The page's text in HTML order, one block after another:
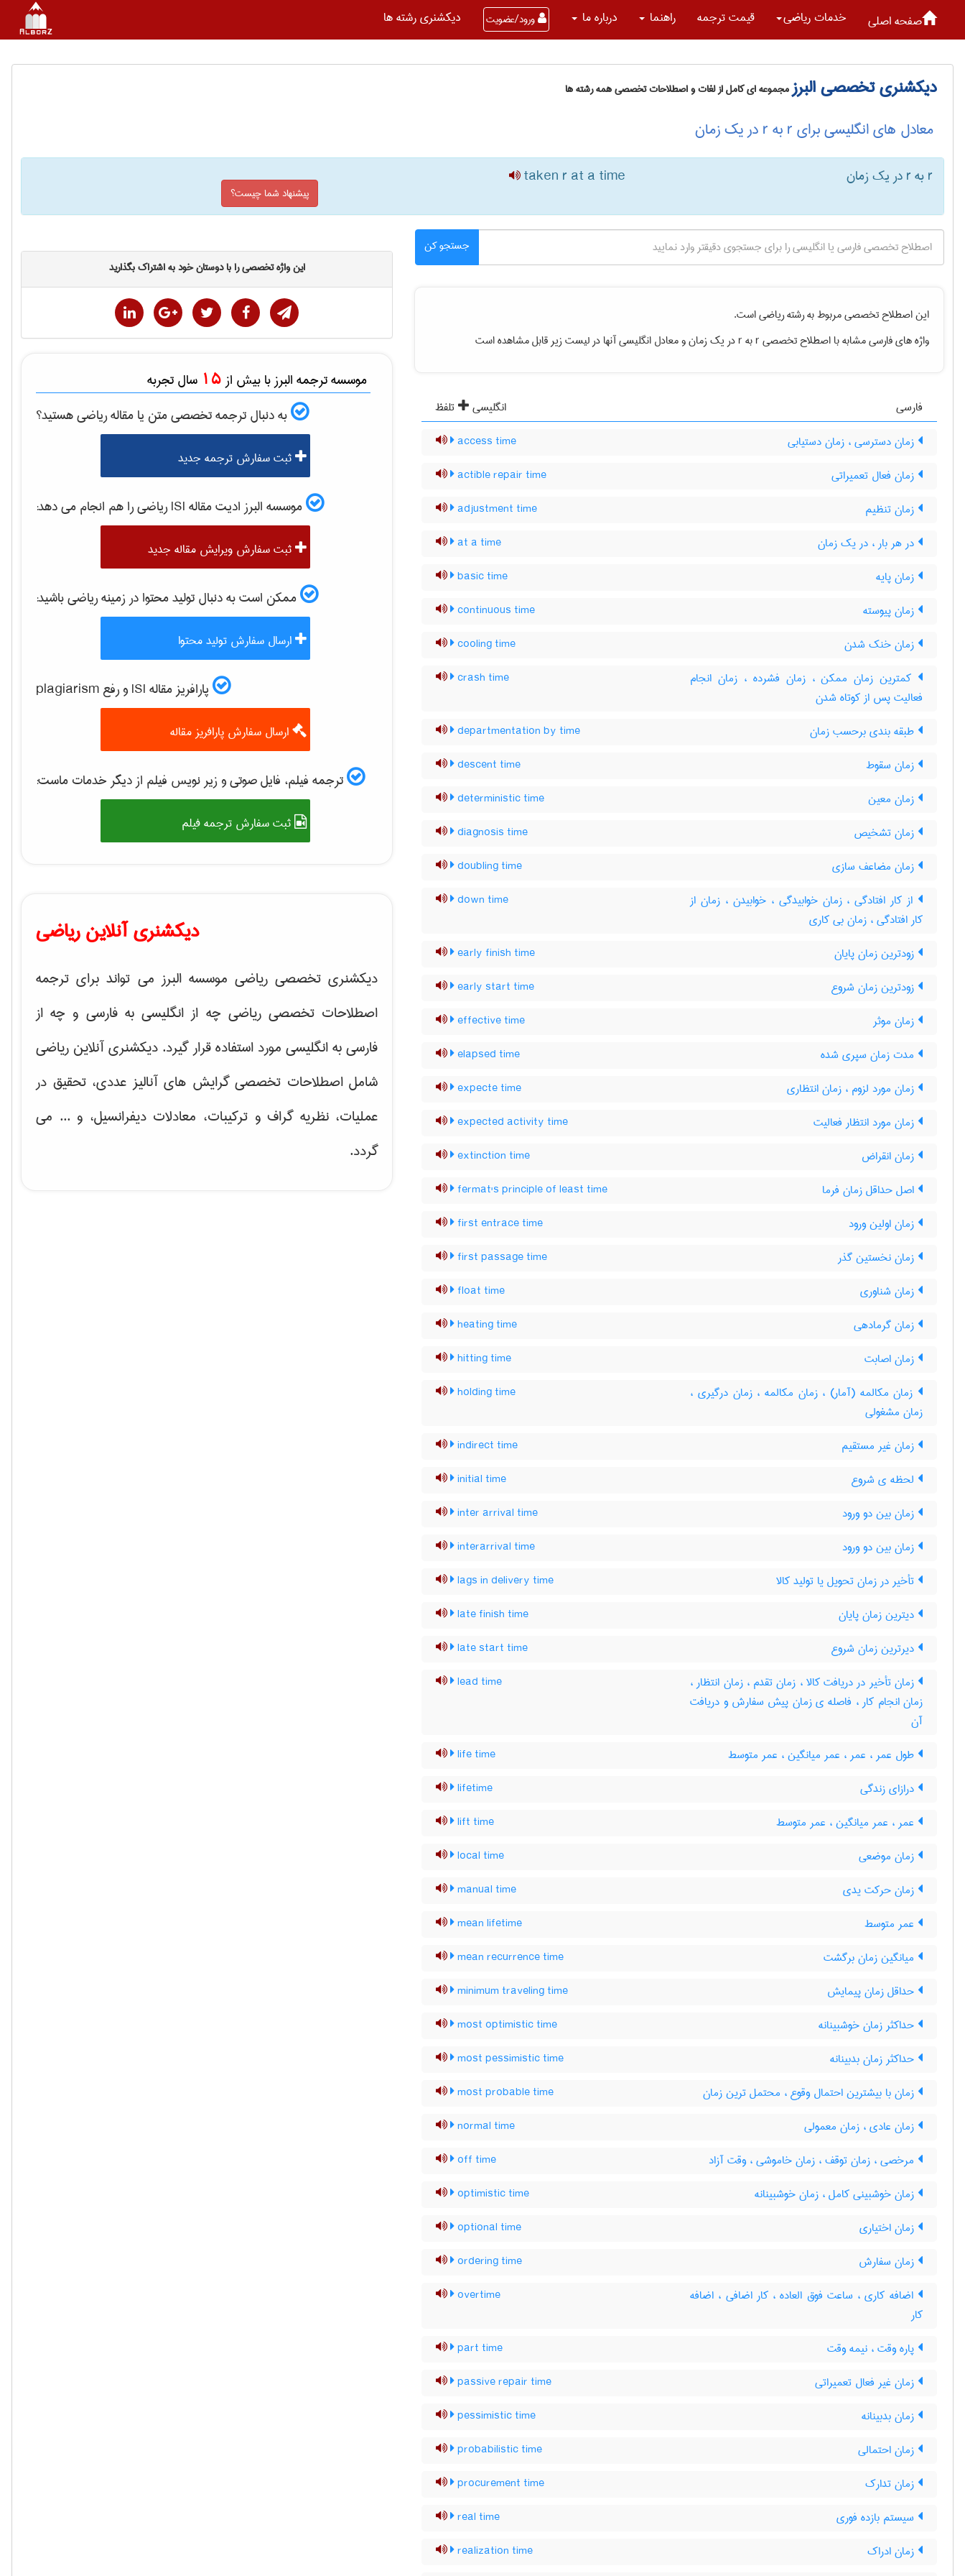
صفحه اصلی خدمات رياضی قیمت ترجمه راهنما درباره ما ورود/عضویت دیکشنری رشته ها
دیکشنری تخصصی البرزمجموعه ای کامل از لغات و اصطلاحات تخصصی همه رشته ها
معادل های انگلیسی برای r به r در یک زمان
r به r در یک زمان taken r at a time
پیشنهاد شما چیست؟
جستجو کن
این اصطلاح تخصصی مربوط به رشتهرياضیاست.
واژه های فارسی مشابه با اصطلاح تخصصیr به r در یک زمان و معادل انگلیسی آنها در لیست زیر قابل مشاهده است
فارسی انگلیسی
تلفظ
زمان دسترسی ، زمان دستیابی
access time
زمان فعال تعمیراتی actible repair time
زمان تنظیم adjustment time
در هر بار ، در یک زمان at a time
زمان پایه basic time
زمان پیوسته continuous time
زمان خنک شدن cooling time
کمترین زمان ممکن ، زمان فشرده ، زمان انجام
فعالیت پس از کوتاه شدن
crash time
طبقه بندی برحسب زمان departmentation by time
زمان سقوط descent time
زمان معین deterministic time
زمان تشخیص diagnosis time
زمان مضاعف سازی doubling time
از کار افتادگی ، زمان خوابیدگی ، خوابیدن ، زمان از
کار افتادگی ، زمان بی کاری
down time
زودترین زمان پایان early finish time
زودترین زمان شروع early start time
زمان موثر effective time
مدت زمان سپری شده elapsed time
زمان مورد لزوم ، زمان انتظاری expecte time
زمان مورد انتظار فعالیت expected activity time
زمان انقراض extinction time
اصل حداقل زمان فرما fermat's principle of least time
زمان اولین ورود first entrace time
زمان نخستین گذر first passage time
زمان شناوری float time
زمان گرمادهی heating time
زمان اصابت hitting time
زمان مکالمه (آمار) ، زمان مکالمه ، زمان درگیری ،
زمان مشغولی
holding time
زمان غیر مستقیم indirect time
لحظه ی شروع initial time
زمان بین دو ورود inter arrival time
زمان بین دو ورود interarrival time
تأخیر در زمان تحویل یا تولید کالا lags in delivery time
دیترین زمان پایان late finish time
دیرترین زمان شروع late start time
زمان تأخیر در دریافت کالا ، زمان تقدم ، زمان انتظار ،
زمان انجام کار ، فاصله ی زمان پیش سفارش و دریافت
آن
lead time
طول عمر ، عمر ، عمر میانگین ، عمر متوسط life time
درازای زندگی lifetime
عمر ، عمر میانگین ، عمر متوسط lift time
زمان موضعی local time
زمان حرکت یدی manual time
عمر متوسط mean lifetime
میانگین زمان برگشت mean recurrence time
حداقل زمان پیمایش minimum traveling time
حداکثر زمان خوشبینانه most optimistic time
حداکثر زمان بدبینانه most pessimistic time
زمان با بیشترین احتمال وقوع ، محتمل ترین زمان most probable time
زمان عادی ، زمان معمولی normal time
مرخصی ، زمان توقف ، زمان خاموشی ، وقت آزاد off time
زمان خوشبینی کامل ، زمان خوشبینانه optimistic time
زمان اختیاری optional time
زمان سفارش ordering time
اضافه کاری ، ساعت فوق العاده ، کار اضافی ، اضافه
کار
overtime
پاره وقت ، نیمه وقت part time
زمان غیر فعال تعمیراتی passive repair time
زمان بدبینانه pessimistic time
زمان احتمالی probabilistic time
زمان تدارک procurement time
سیستم بازده فوری real time
زمان ادراک realization time
این واژه تخصصی را با دوستان خود به اشتراک بگذارید
موسسه ترجمه البرز با بیش از 15 سال تجربه
به دنبال ترجمه تخصصی متن یا مقالهرياضیهستید؟
ثبت سفارش ترجمه جدید
موسسه البرز ادیت مقاله ISI رياضیرا هم انجام می دهد:
ثبت سفارش ویرایش مقاله جدید
ممکن است به دنبال تولید محتوا در زمینهرياضیباشید:
ارسال سفارش تولید محتوا
پارافریز مقاله ISI و رفع plagiarism
ارسال سفارش پارافریز مقاله
ترجمه فیلم، فایل صوتی و زیر نویس فیلم از دیگر خدمات ماست:
ثبت سفارش ترجمه فیلم
دیکشنری آنلاین ریاضی
دیکشنری تخصصی ریاضی موسسه البرز می تواند برای ترجمه
اصطلاحات تخصصی ریاضی چه از انگلیسی به فارسی و چه از
فارسی به انگلیسی مورد استفاده قرار گیرد. دیکشنری آنلاین ریاضی
شامل اصطلاحات تخصصی گرایش هایآنالیز عددی، تحقیق در
عملیات، نظریه گراف و تركیبات، معادلات دیفرانسیل، و ... می
گردد.